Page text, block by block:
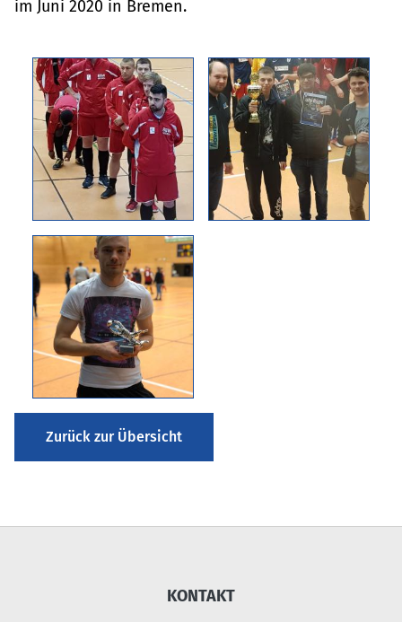
im Juni 2020 in Bremen.
Zurück zur Übersicht
KONTAKT